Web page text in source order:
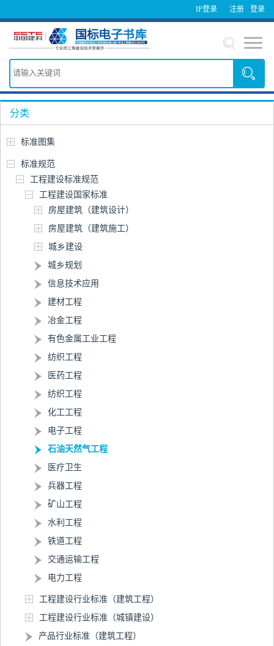
IP登录 登录
注册
分类
标准图集
标准规范
工程建设标准规范
工程建设国家标准
房屋建筑（建筑设计）
房屋建筑（建筑施工）
城乡建设
城乡规划
信息技术应用
建材工程
冶金工程
有色金属工业工程
纺织工程
医药工程
纺织工程
化工工程
电子工程
石油天然气工程
医疗卫生
兵器工程
矿山工程
水利工程
铁道工程
交通运输工程
电力工程
工程建设行业标准（建筑工程）
工程建设行业标准（城镇建设）
产品行业标准（建筑工程）